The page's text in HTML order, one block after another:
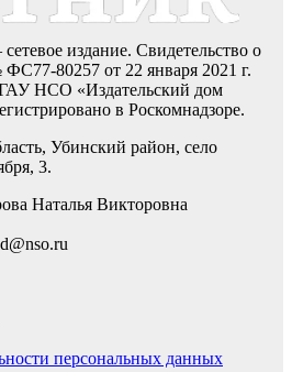
издание. Свидетельство о
80257 от 22 января 2021 г.
НСО «Издательский дом
в Роскомнадзоре.
Убинский район, село
3.
Наталья Викторовна
персональных данных